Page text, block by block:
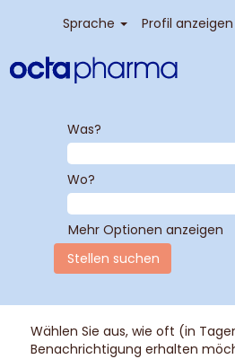
Sprache Profil anzeigen
Was?
Wo?
Mehr Optionen anzeigen
Wählen Sie aus, wie oft (in
Benachrichtigung erhalten